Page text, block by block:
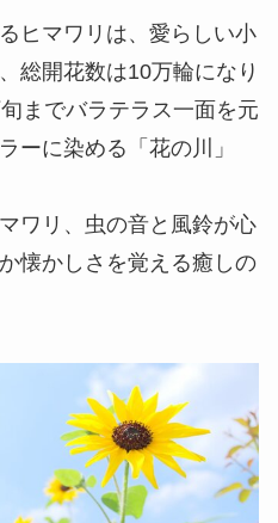
ヒマワリは、愛らしい小
総開花数は10万輪になり
までバラテラス一面を元
ーに染める「花の川」
ワリ、虫の音と風鈴が心
懐かしさを覚える癒しの